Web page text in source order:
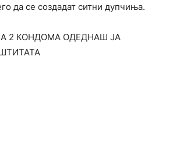
да се создадат ситни дупчиња.
2 КОНДОМА ОДЕДНАШ ЈА